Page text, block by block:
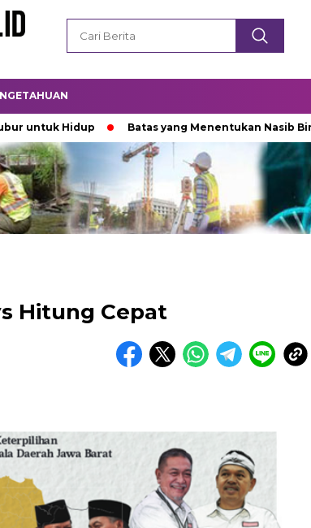
Hidup Batas yang Menentukan Nasib Bintang
Hitung Cepat